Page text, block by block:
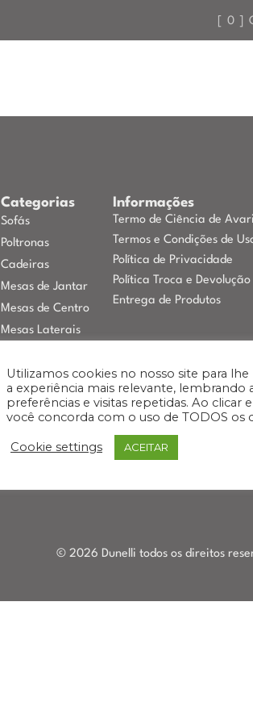
0 ]
Categorias
Sofás
Poltronas
Cadeiras
Mesas de Jantar
Mesas de Centro
Mesas Laterais
Banquetas
Buffets
Aparadores
Externa
Informações
Termo de Ciência de
Termos e Condições de
Política de Privacidade
Política Troca e Devolução
Entrega de Produtos
© 2026 Dunelli todos os direitos
Utilizamos cookies no nosso site para
a experiência mais relevante, lembrando
preferências e visitas repetidas. Ao clicar
você concorda com o uso de TODOS os
Cookie settings ACEITAR